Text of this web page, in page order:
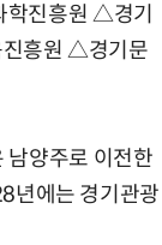
진흥원 △경기
흥원 △경기문
남양주로 이전한
년에는 경기관광